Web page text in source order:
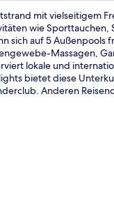
mit vielseitigem
wie Sporttauchen,
sich auf 5 Außenpools
Massagen,
lokale und
bietet diese
Anderen